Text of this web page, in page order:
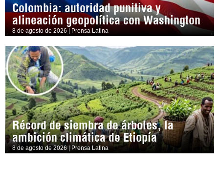
Colombia: autoridad punitiva y
alineación geopolítica con Washington
8 de agosto de 2026 | Prensa Latina
Récord de siembra de árboles, la
ambición climática de Etiopía
8 de agosto de 2026 | Prensa Latina